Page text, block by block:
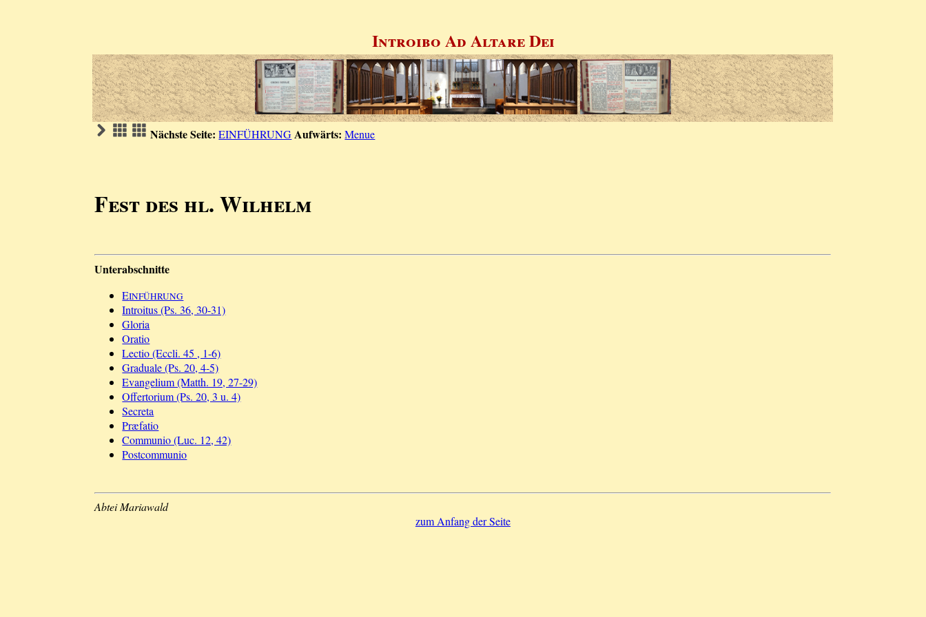
Introibo Ad Altare Dei
Nächste Seite: EINFÜHRUNG Aufwärts: Menue
Fest des hl. Wilhelm
Unterabschnitte
EINFÜHRUNG
Introitus (Ps. 36, 30-31)
Gloria
Oratio
Lectio (Eccli. 45 , 1-6)
Graduale (Ps. 20, 4-5)
Evangelium (Matth. 19, 27-29)
Offertorium (Ps. 20, 3 u. 4)
Secreta
Præfatio
Communio (Luc. 12, 42)
Postcommunio
Abtei Mariawald
zum Anfang der Seite